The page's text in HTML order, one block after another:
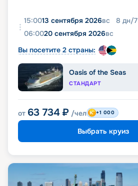
15:0013 сентября 2026вс 8 дн/7
06:0020 сентября 2026вс
Вы посетите 2 страны:
Oasis of the Seas
СТАНДАРТ
от 63 734 ₽ /чел +1 000
Выбрать круиз